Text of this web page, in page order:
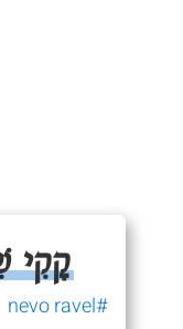
קָקִי
#nevo ravel